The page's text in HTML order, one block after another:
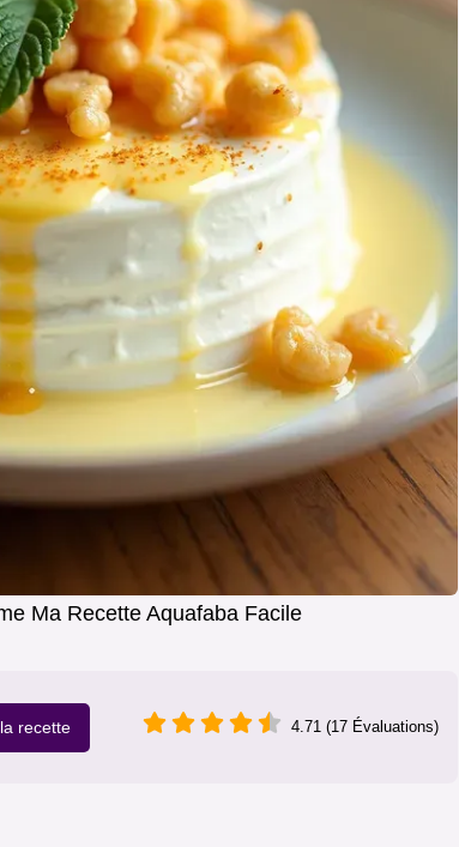
Ma Recette Aquafaba Facile
recette 4.71 (17 Évaluations)